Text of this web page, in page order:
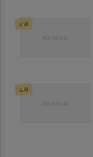
話題
話題